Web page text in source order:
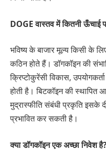
DOGE वास्तव में कितनी ऊँचाई
भविष्य के बाजार मूल्य किसी के
कठिन होते हैं। डॉगकॉइन की
क्रिप्टोकुरेंसी विकास,
होती है। बिटकॉइन की स्थापित
मुद्रास्फीति संबंधी प्रकृति इसके
प्रभावित कर सकती है।
क्या डॉगकॉइन एक अच्छा निवेश